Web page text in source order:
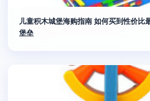
儿童积木城堡海购指南 如何买到性价比
堡垒